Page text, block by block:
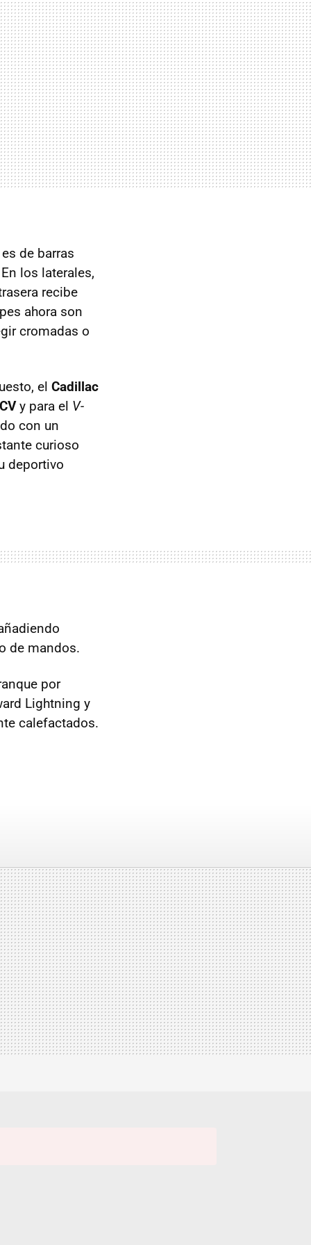
de barras
los laterales,
recibe
ahora son
cromadas o
el Cadillac
y para el V-
con un
curioso
deportivo
de mandos.
por
Lightning y
calefactados.